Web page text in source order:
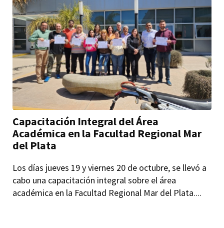
Capacitación Integral del Área
Académica en la Facultad Regional Mar
del Plata
Los días jueves 19 y viernes 20 de octubre, se llevó a
cabo una capacitación integral sobre el área
académica en la Facultad Regional Mar del Plata....